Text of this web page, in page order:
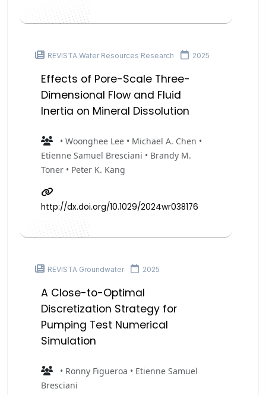
REVISTA Water Resources Research 2025
Effects of Pore-Scale Three-
Dimensional Flow and Fluid
Inertia on Mineral Dissolution
• Woonghee Lee • Michael A. Chen •
Etienne Samuel Bresciani • Brandy M.
Toner • Peter K. Kang
http://dx.doi.org/10.1029/2024wr038176
REVISTA Groundwater 2025
A Close-to-Optimal
Discretization Strategy for
Pumping Test Numerical
Simulation
• Ronny Figueroa • Etienne Samuel
Bresciani